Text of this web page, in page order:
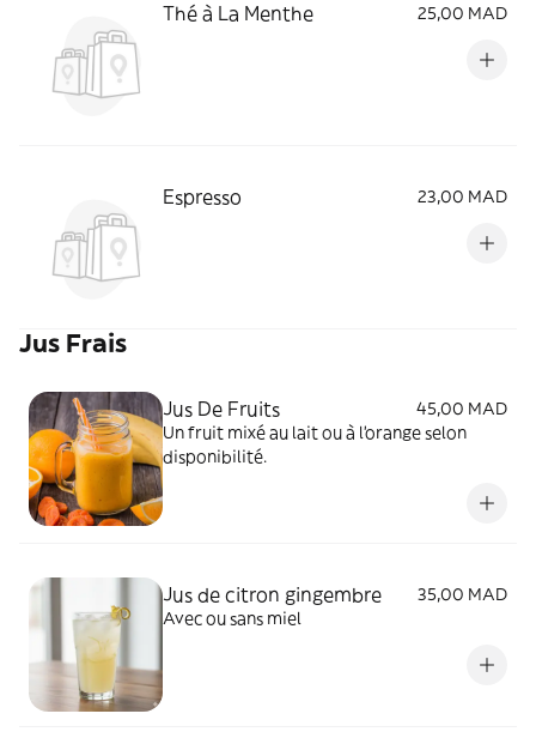
Thé à La Menthe 25,00 MAD
Espresso 23,00 MAD
Jus Frais
Jus De Fruits
45,00 MAD
Un fruit mixé au lait ou à l'orange selon
disponibilité.
Jus de citron gingembre
35,00 MAD
Avec ou sans miel